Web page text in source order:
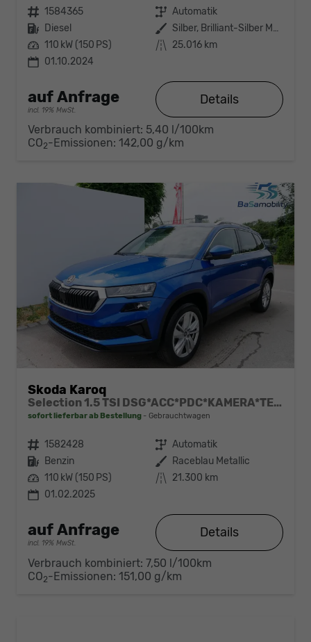
Fahrzeugnr. 1584365 Getriebe Automatik
Kraftstoff Diesel Außenfarbe
Silber, Brilliant-Silber Metallic (8E)
Leistung 110 kW (150 PS) Kilometerstand 25.016 km
01.10.2024
auf Anfrage
incl. 19% MwSt.
Details
Verbrauch kombiniert: 5,40 l/100km
CO2-Emissionen: 142,00 g/km
Skoda Karoq
Selection 1.5 TSI DSG*ACC*PDC*KAMERA*TEMPOMAT*LED*SMARTLINK*KLIMA*RADIO*17-ZOLL
sofort lieferbar ab Bestellung Gebrauchtwagen
Fahrzeugnr. 1582428 Getriebe Automatik
Kraftstoff Benzin Außenfarbe Raceblau Metallic
Leistung 110 kW (150 PS) Kilometerstand 21.300 km
01.02.2025
auf Anfrage
incl. 19% MwSt.
Details
Verbrauch kombiniert: 7,50 l/100km
CO2-Emissionen: 151,00 g/km